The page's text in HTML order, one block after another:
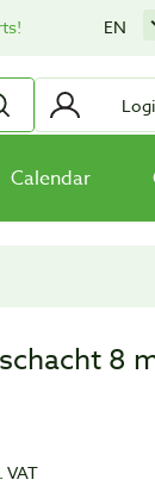
EN
Calendar
8
VAT